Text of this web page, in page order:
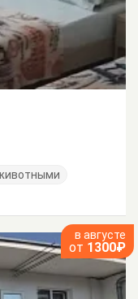
в августе
от 1300₽